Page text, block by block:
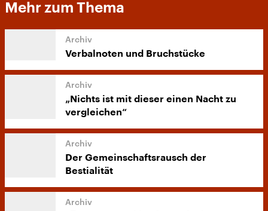
Mehr zum Thema
Verbalnoten und Bruchstücke
„Nichts ist mit dieser einen Nacht zu
vergleichen“
Der Gemeinschaftsrausch der
Bestialität